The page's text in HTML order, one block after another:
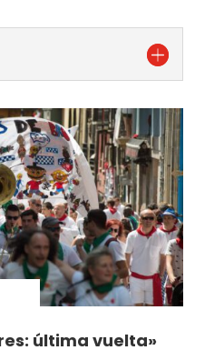
última vuelta»